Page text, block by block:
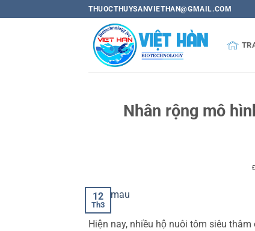
qua
THUOCTHUYSANVIETHAN@GMAIL.COM
Nhân rộng mô
12
Th3
Hiện nay, nhiều hộ nuôi tôm siêu